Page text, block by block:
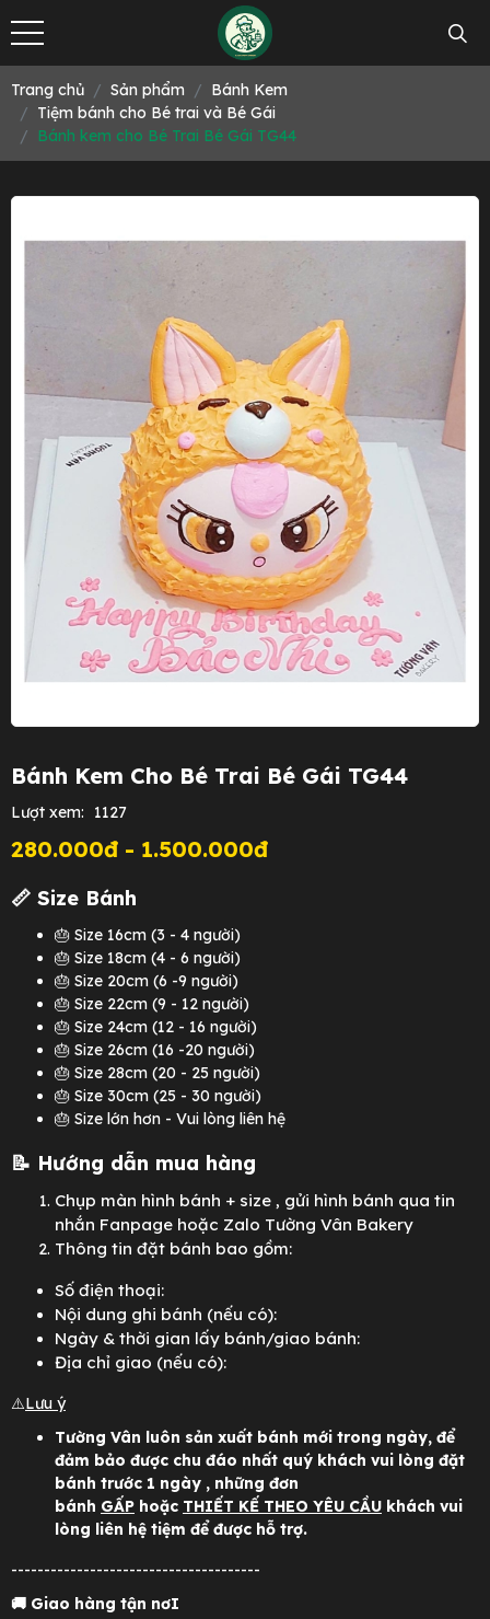
Trang chủ Sản phẩm
Bánh Kem
Tiệm bánh cho Bé trai và Bé Gái
Bánh kem cho Bé Trai Bé Gái TG44
Bánh Kem Cho Bé Trai Bé Gái TG44
Lượt xem: 1127
280.000đ - 1.500.000đ
📏 Size Bánh
🎂 Size 16cm (3 - 4 người)
🎂 Size 18cm (4 - 6 người)
🎂 Size 20cm (6 -9 người)
🎂 Size 22cm (9 - 12 người)
🎂 Size 24cm (12 - 16 người)
🎂 Size 26cm (16 -20 người)
🎂 Size 28cm (20 - 25 người)
🎂 Size 30cm (25 - 30 người)
🎂 Size lớn hơn - Vui lòng liên hệ
📝 Hướng dẫn mua hàng
Chụp màn hình bánh + size , gửi hình bánh qua tin
nhắn Fanpage hoặc Zalo Tường Vân Bakery
Thông tin đặt bánh bao gồm:
Số điện thoại:
Nội dung ghi bánh (nếu có):
Ngày & thời gian lấy bánh/giao bánh:
Địa chỉ giao (nếu có):
⚠️Lưu ý
Tường Vân luôn sản xuất bánh mới trong ngày, để
đảm bảo được chu đáo nhất quý khách vui lòng đặt
bánh trước 1 ngày , những đơn
bánh GẤP hoặc THIẾT KẾ THEO YÊU CẦU khách vui
lòng liên hệ tiệm để được hỗ trợ.
--------------------------------------
🚚 Giao hàng tận nơI